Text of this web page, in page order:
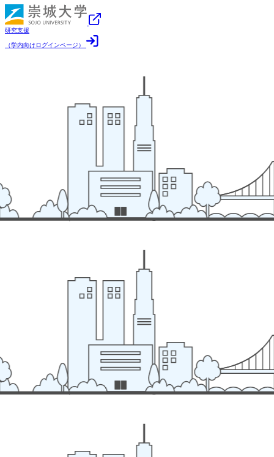
研究支援
（学内向けログインページ）